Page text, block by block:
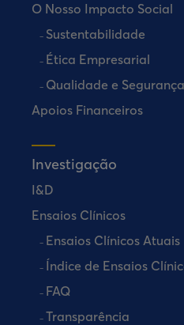
O Nosso Impacto Social
Sustentabilidade
Ética Empresarial
Qualidade e Segurança
Apoios Financeiros
Investigação
I&D
Ensaios Clínicos
Ensaios Clínicos Atuais
Índice de Ensaios
FAQ
Transparência